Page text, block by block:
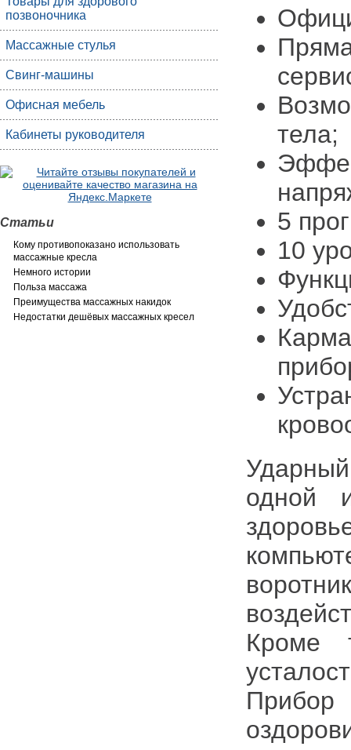
позвоночника
Массажные стулья
Свинг-машины
Офисная мебель
Кабинеты руководителя
Статьи
Кому противопоказано использовать
массажные кресла
Немного истории
Польза массажа
Преимущества массажных накидок
Недостатки дешёвых массажных кресел
тела;
5
10
одной
Кроме